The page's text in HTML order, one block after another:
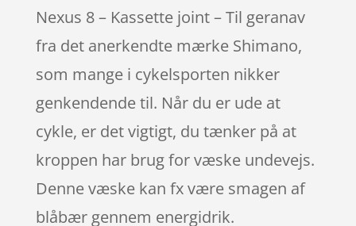
Nexus 8 – Kassette joint – Til geranav
fra det anerkendte mærke Shimano,
som mange i cykelsporten nikker
genkendende til. Når du er ude at
cykle, er det vigtigt, du tænker på at
kroppen har brug for væske undevejs.
Denne væske kan fx være smagen af
blåbær gennem energidrik.